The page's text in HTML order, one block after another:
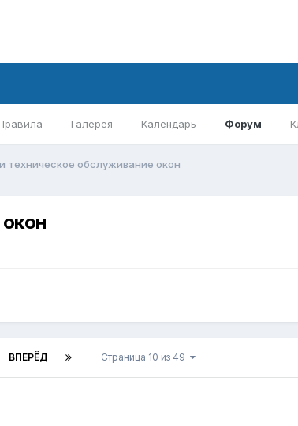
Галерея Календарь Форум
техническое обслуживание окон
ВПЕРЁД Страница 10 из 49